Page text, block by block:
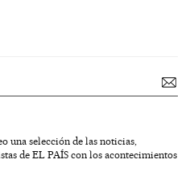
una selección de las noticias,
de EL PAÍS con los acontecimientos